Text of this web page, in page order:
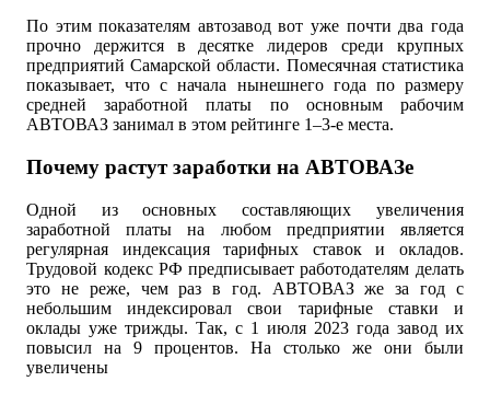
По этим показателям автозавод вот уже почти два года
прочно держится в десятке лидеров среди крупных
предприятий Самарской области. Помесячная статистика
показывает, что с начала нынешнего года по размеру
средней заработной платы по основным рабочим
АВТОВАЗ занимал в этом рейтинге 1–3-е места.
Почему растут заработки на АВТОВАЗе
Одной из основных составляющих увеличения
заработной платы на любом предприятии является
регулярная индексация тарифных ставок и окладов.
Трудовой кодекс РФ предписывает работодателям делать
это не реже, чем раз в год. АВТОВАЗ же за год с
небольшим индексировал свои тарифные ставки и
оклады уже трижды. Так, с 1 июля 2023 года завод их
повысил на 9 процентов. На столько же они были
увеличены